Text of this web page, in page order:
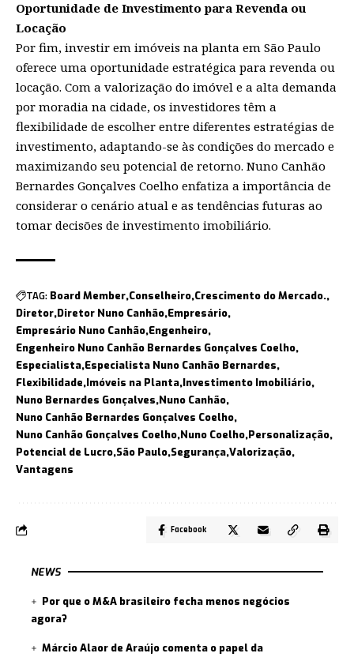
Oportunidade de Investimento para Revenda ou
Locação
Por fim, investir em imóveis na planta em São Paulo
oferece uma oportunidade estratégica para revenda ou
locação. Com a valorização do imóvel e a alta demanda
por moradia na cidade, os investidores têm a
flexibilidade de escolher entre diferentes estratégias de
investimento, adaptando-se às condições do mercado e
maximizando seu potencial de retorno. Nuno Canhão
Bernardes Gonçalves Coelho enfatiza a importância de
considerar o cenário atual e as tendências futuras ao
tomar decisões de investimento imobiliário.
TAG: Board Member Conselheiro Crescimento do Mercado.
Diretor Diretor Nuno Canhão Empresário
Empresário Nuno Canhão Engenheiro
Engenheiro Nuno Canhão Bernardes Gonçalves Coelho
Especialista Especialista Nuno Canhão Bernardes
Flexibilidade Imóveis na Planta Investimento Imobiliário
Nuno Bernardes Gonçalves Nuno Canhão
Nuno Canhão Bernardes Gonçalves Coelho
Nuno Canhão Gonçalves Coelho Nuno Coelho Personalização
Potencial de Lucro São Paulo Segurança Valorização
Vantagens
Facebook
NEWS
Por que o M&A brasileiro fecha menos negócios
agora?
Márcio Alaor de Araújo comenta o papel da